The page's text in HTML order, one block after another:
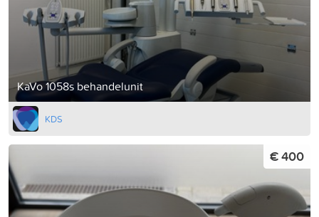
KaVo 1058s behandelunit
KDS
€ 400